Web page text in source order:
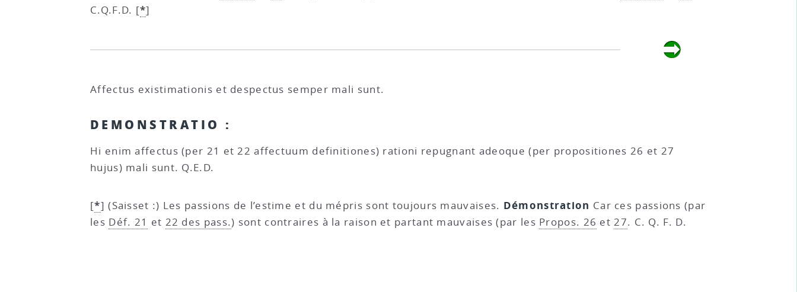
C.Q.F.D. [*]
Affectus existimationis et despectus semper mali sunt.
DEMONSTRATIO :
Hi enim affectus (per 21 et 22 affectuum definitiones) rationi repugnant adeoque (per propositiones 26 et 27
hujus) mali sunt. Q.E.D.
[*](Saisset :) Les passions de l’estime et du mépris sont toujours mauvaises. Démonstration Car ces passions (par
les Déf. 21 et 22 des pass.) sont contraires à la raison et partant mauvaises (par les Propos. 26 et27. C. Q. F. D.